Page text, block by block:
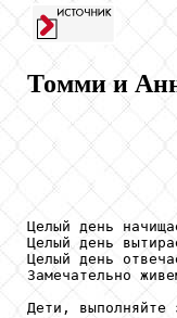
Томми и
Целый день
Целый день
Целый день
Замечательно
Дети, выполняйте